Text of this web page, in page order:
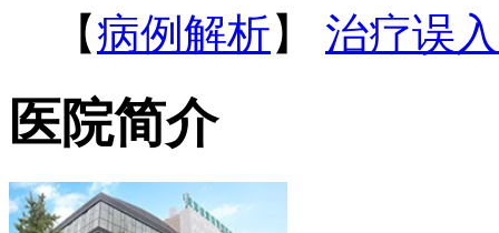
【病例解析】 治疗误
医院简介